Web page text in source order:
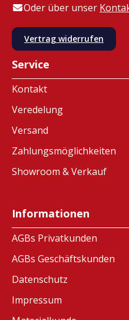
Oder über unser
Vertrag widerrufen
Service
Kontakt
Veredelung
Versand
Zahlungsmöglichkeiten
Showroom & Verkauf
Informationen
AGBs Privatkunden
AGBs Geschäftskunden
Datenschutz
Impressum